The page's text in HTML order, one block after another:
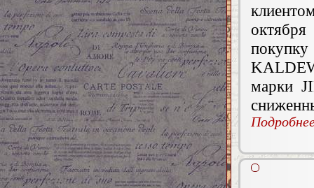
марки